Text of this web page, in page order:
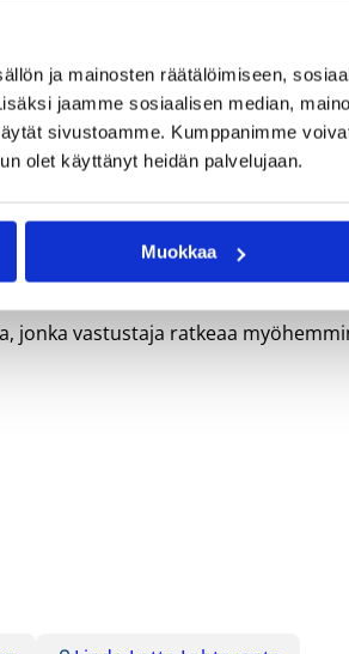
ja mainosten räätälöimiseen,
jaamme sosiaalisen median,
sivustoamme. Kumppanimme
olet käyttänyt heidän palvelujaan.
Muokkaa
dieci minuti di gioco conducono
pic.twitter.com/CqtUp6DwjU
vielä sarjapaikkansa puolesta,
65-76 (39-35). Tulonen
jonka vastustaja ratkeaa